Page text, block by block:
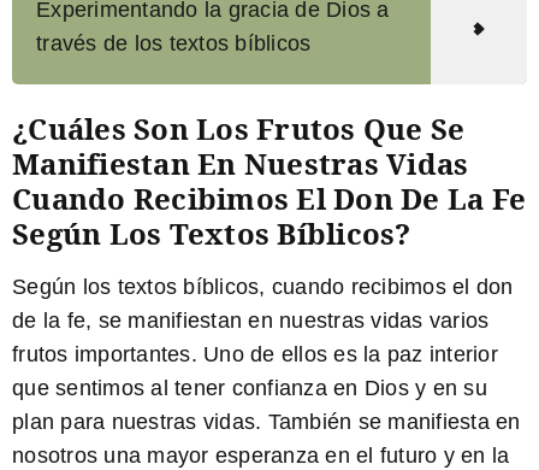
Experimentando la gracia de Dios a
través de los textos bíblicos
¿Cuáles Son Los Frutos Que Se
Manifiestan En Nuestras Vidas
Cuando Recibimos El Don De La Fe
Según Los Textos Bíblicos?
Según los textos bíblicos, cuando recibimos el don
de la fe, se manifiestan en nuestras vidas varios
frutos importantes. Uno de ellos es la paz interior
que sentimos al tener confianza en Dios y en su
plan para nuestras vidas. También se manifiesta en
nosotros una mayor esperanza en el futuro y en la